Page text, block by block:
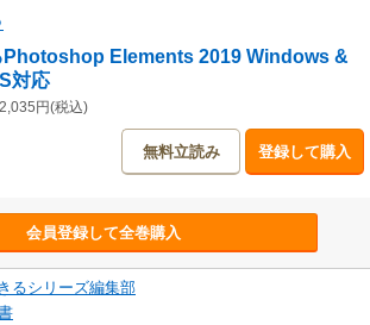
ーカー」「部分スケッチ」なども詳しく解説して
インストールや、Adobe IDのサインイン手順も手
挫折せずに最後まで読み進められることでしょ
とがあったときも、電話による相談窓口「できる
る疑問を質問できるのでご安心ください。
Photoshop Elements 2019 Windows &
対応
円(税込)
無料立読み 登録して購入
会員登録して全巻購入
るシリーズ編集部